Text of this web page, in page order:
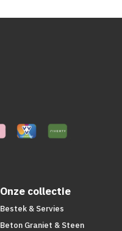
Onze collectie
Bestek & Servies
Beton Graniet & Steen